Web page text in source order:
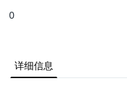
0
详细信息